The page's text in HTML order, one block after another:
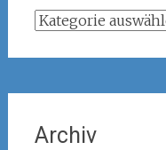
Kategorien
Archiv